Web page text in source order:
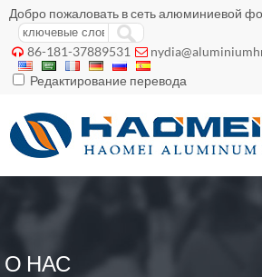
Добро пожаловать в сеть алюминиевой
 86-181-37889531 
Редактирование перевода
О НАС